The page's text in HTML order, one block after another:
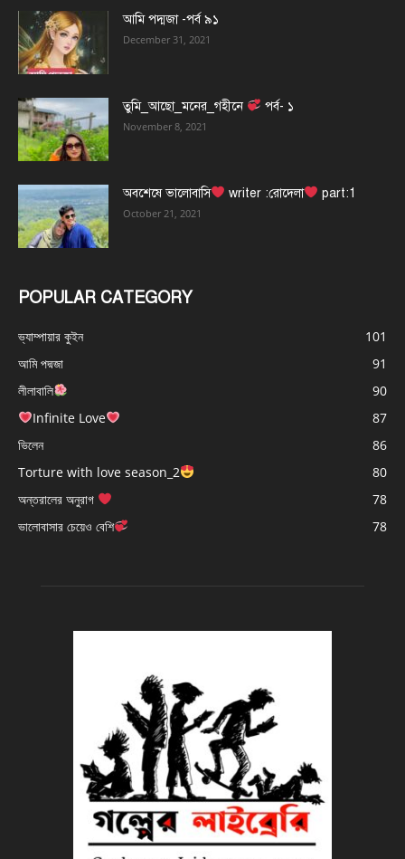
আমি পদ্মজা -পর্ব ৯১
December 31, 2021
তুমি_আছো_মনের_গহীনে পর্ব- ১
November 8, 2021
অবশেষে ভালোবাসি writer :রোদেলা part:1
October 21, 2021
POPULAR CATEGORY
ভ্যাম্পায়ার কুইন
101
আমি পদ্মজা
91
লীলাবালি
90
Infinite Love
87
ভিলেন
86
Torture with love season_2
80
অন্তরালের অনুরাগ
78
ভালোবাসার চেয়েও বেশি
78